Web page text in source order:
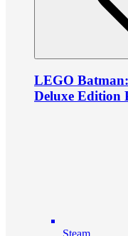
LEGO
Deluxe Edition
Steam